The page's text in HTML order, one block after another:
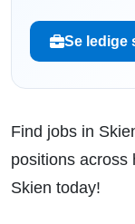
Se ledige
Find jobs in
positions across
Skien today!